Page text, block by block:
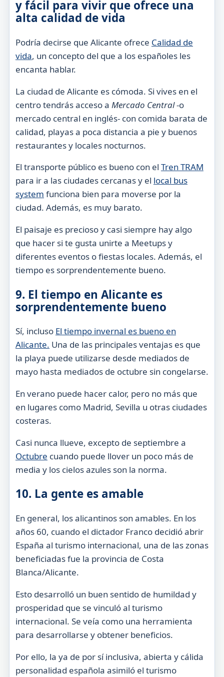
y fácil para vivir que ofrece una
alta calidad de vida
Podría decirse que Alicante ofrece Calidad de
vida, un concepto del que a los españoles les
encanta hablar.
La ciudad de Alicante es cómoda. Si vives en el
centro tendrás acceso a Mercado Central-o
mercado central en inglés- con comida barata de
calidad, playas a poca distancia a pie y buenos
restaurantes y locales nocturnos.
El transporte público es bueno con el Tren TRAM
para ir a las ciudades cercanas y el local bus
system funciona bien para moverse por la
ciudad. Además, es muy barato.
El paisaje es precioso y casi siempre hay algo
que hacer si te gusta unirte a Meetups y
diferentes eventos o fiestas locales. Además, el
tiempo es sorprendentemente bueno.
9. El tiempo en Alicante es
sorprendentemente bueno
Sí, incluso El tiempo invernal es bueno en
Alicante. Una de las principales ventajas es que
la playa puede utilizarse desde mediados de
mayo hasta mediados de octubre sin congelarse.
En verano puede hacer calor, pero no más que
en lugares como Madrid, Sevilla u otras ciudades
costeras.
Casi nunca llueve, excepto de septiembre a
Octubre cuando puede llover un poco más de
media y los cielos azules son la norma.
10. La gente es amable
En general, los alicantinos son amables. En los
años 60, cuando el dictador Franco decidió abrir
España al turismo internacional, una de las zonas
beneficiadas fue la provincia de Costa
Blanca/Alicante.
Esto desarrolló un buen sentido de humildad y
prosperidad que se vinculó al turismo
internacional. Se veía como una herramienta
para desarrollarse y obtener beneficios.
Por ello, la ya de por sí inclusiva, abierta y cálida
personalidad española asimiló el turismo